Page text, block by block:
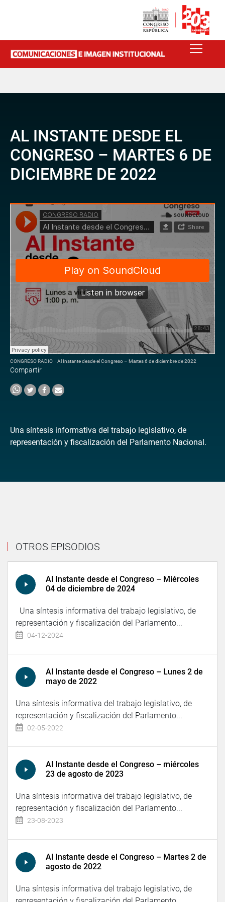
AL INSTANTE DESDE EL
CONGRESO – MARTES 6 DE
DICIEMBRE DE 2022
CONGRESO RADIO · Al Instante desde el Congreso – Martes 6 de diciembre de 2022
Compartir
Una síntesis informativa del trabajo legislativo, de
representación y fiscalización del Parlamento Nacional.
OTROS EPISODIOS
Al Instante desde el Congreso – Miércoles
04 de diciembre de 2024
Una síntesis informativa del trabajo legislativo, de
representación y fiscalización del Parlamento...
04-12-2024
Al Instante desde el Congreso – Lunes 2 de
mayo de 2022
Una síntesis informativa del trabajo legislativo, de
representación y fiscalización del Parlamento...
02-05-2022
Al Instante desde el Congreso – miércoles
23 de agosto de 2023
Una síntesis informativa del trabajo legislativo, de
representación y fiscalización del Parlamento...
23-08-2023
Al Instante desde el Congreso – Martes 2 de
agosto de 2022
Una síntesis informativa del trabajo legislativo, de